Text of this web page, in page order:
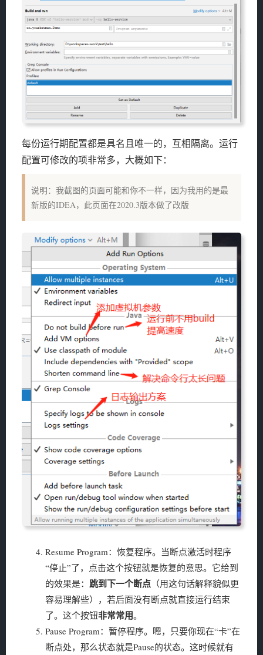
每份运行期配置都是具名且唯一的，互相隔离。运行
配置可修改的项非常多，大概如下：
说明：我截图的页面可能和你不一样，因为我用的是最
新版的IDEA，此页面在2020.3版本做了改版
Resume Program：恢复程序。当断点激活时程序
“停止”了，点击这个按钮就是恢复的意思。它给到
的效果是：跳到下一个断点 （用这句话解释貌似更
容易理解些），若后面没有断点就直接运行结束
了。这个按钮非常常用。
Pause Program：暂停程序。嗯，只要你现在“卡”在
断点处，那么状态就是Pause的状态。这时候就有